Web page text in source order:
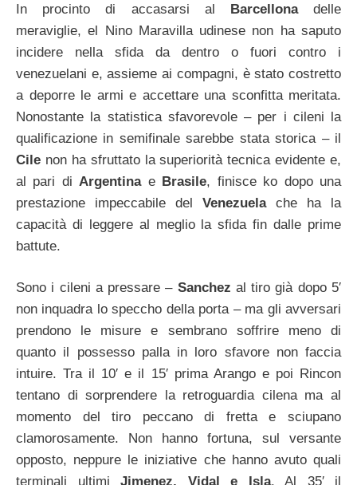
In procinto di accasarsi al Barcellonadelle
meraviglie, el Nino Maravilla udinese non ha saputo
incidere nella sfida da dentro o fuori contro i
venezuelani e, assieme ai compagni, è stato costretto
a deporre le armi e accettare una sconfitta meritata.
Nonostante la statistica sfavorevole – per i cileni la
qualificazione in semifinale sarebbe stata storica – il
Cile non ha sfruttato la superiorità tecnica evidente e,
al pari di Argentina e Brasile, finisce ko dopo una
prestazione impeccabile del Venezuela che ha la
capacità di leggere al meglio la sfida fin dalle prime
battute.
Sono i cileni a pressare – Sanchez al tiro già dopo 5′
non inquadra lo speccho della porta – ma gli avversari
prendono le misure e sembrano soffrire meno di
quanto il possesso palla in loro sfavore non faccia
intuire. Tra il 10′ e il 15′ prima Arango e poi Rincon
tentano di sorprendere la retroguardia cilena ma al
momento del tiro peccano di fretta e sciupano
clamorosamente. Non hanno fortuna, sul versante
opposto, neppure le iniziative che hanno avuto quali
terminali ultimi Jimenez, Vidal e Isla. Al 35′ il